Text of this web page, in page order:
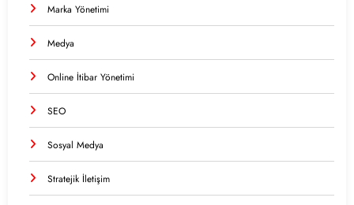
Marka Yönetimi
Medya
Online İtibar Yönetimi
SEO
Sosyal Medya
Stratejik İletişim